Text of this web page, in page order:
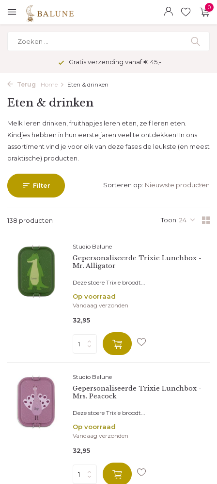
0
Veilig betalen met kopersbescherming
Terug Home Eten & drinken
Eten & drinken
Melk leren drinken, fruithapjes leren eten, zelf leren eten.
Kindjes hebben in hun eerste jaren veel te ontdekken! In ons
assortiment vind je voor elk van deze fases de leukste (en meest
praktische) producten.
Filter
138 producten Toon:
Sorteren op:
Studio Balune
Gepersonaliseerde Trixie Lunchbox -
Mr. Alligator
Deze stoere Trixie broodt...
Op voorraad
Vandaag verzonden
32,95
Studio Balune
Gepersonaliseerde Trixie Lunchbox -
Mrs. Peacock
Deze stoere Trixie broodt...
Op voorraad
Vandaag verzonden
32,95